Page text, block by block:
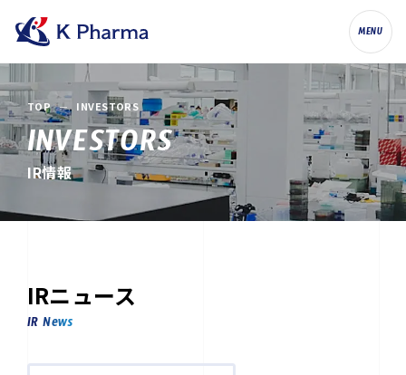
株式会社ケイファーマ（K Pharma, Inc.
MENU
TOP INVESTORS
INVESTORS
IR情報
IRニュース
IR News